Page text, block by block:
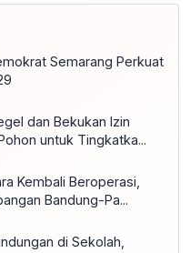
untuk Tingkatka...
Bandung-Pa...
Murid